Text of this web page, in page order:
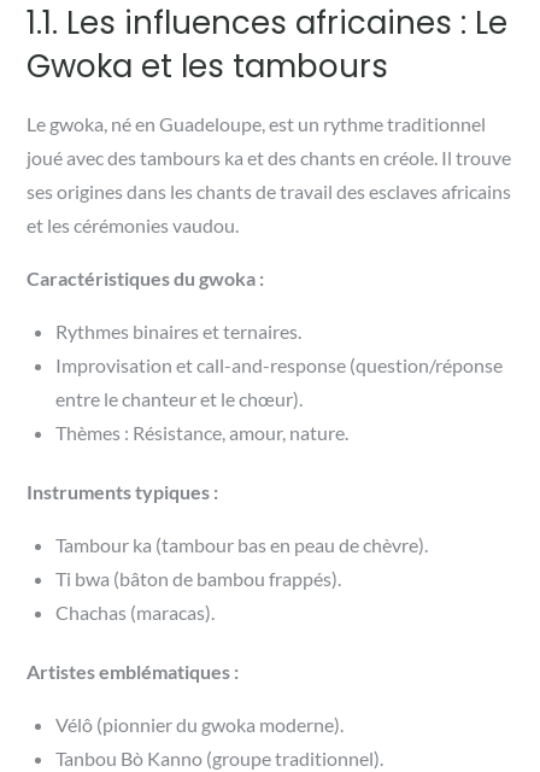
1.1. Les influences africaines : Le
Gwoka et les tambours
Le gwoka, né en Guadeloupe, est un rythme traditionnel
joué avec des tambours ka et des chants en créole. Il trouve
ses origines dans les chants de travail des esclaves africains
et les cérémonies vaudou.
Caractéristiques du gwoka :
Rythmes binaires et ternaires.
Improvisation et call-and-response (question/réponse
entre le chanteur et le chœur).
Thèmes : Résistance, amour, nature.
Instruments typiques :
Tambour ka (tambour bas en peau de chèvre).
Ti bwa (bâton de bambou frappés).
Chachas (maracas).
Artistes emblématiques :
Vélô (pionnier du gwoka moderne).
Tanbou Bò Kanno (groupe traditionnel).